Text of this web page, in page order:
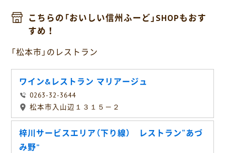
こちらの「おいしい信州ふーど」SHOPもおす
すめ！
「松本市」のレストラン
ワイン&レストラン マリアージュ
0263-32-3644
松本市入山辺１３１５－２
梓川サービスエリア（下り線） レストラン“あづ
み野”